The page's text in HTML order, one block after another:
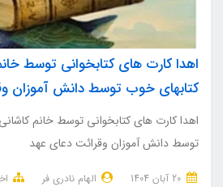
اهدا کارت های کتابخوانی توسط
کتابهای خوب توسط دانش آموزان
اهدا کارت های کتابخوانی توسط خانم
توسط دانش آموزان وقرائت دعای عهد
الهام نادری فر